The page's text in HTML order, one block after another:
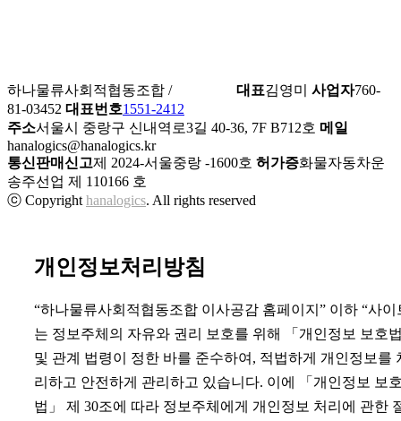
하나물류사회적협동조합 / 대표김영미 사업자760-
81-03452 대표번호1551-2412
주소서울시 중랑구 신내역로3길 40-36, 7F B712호 메일
hanalogics@hanalogics.kr
통신판매신고제 2024-서울중랑 -1600호 허가증화물자동차운
송주선업 제 110166 호
ⓒ Copyright hanalogics. All rights reserved
개인정보처리방침
“하나물류사회적협동조합 이사공감 홈페이지” 이하 “사이
는 정보주체의 자유와 권리 보호를 위해 「개인정보 보호
및 관계 법령이 정한 바를 준수하여, 적법하게 개인정보를
리하고 안전하게 관리하고 있습니다. 이에 「개인정보 보
법」 제 30조에 따라 정보주체에게 개인정보 처리에 관한